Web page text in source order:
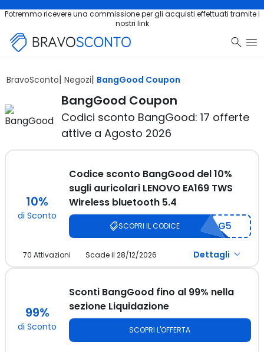
Potremmo ricevere una commissione per gli acquisti effettuati tramite i
nostri link
Salta al contenuto principale
BravoSconto Negozi BangGood Coupon
BangGood Coupon
Codici sconto BangGood: 17 offerte
attive a Agosto 2026
10%
di Sconto
Codice sconto BangGood del 10%
sugli auricolari LENOVO EA169 TWS
Wireless bluetooth 5.4
Dettagli
Approfitta del codice per ottenere uno sconto del 10% sugli
SCOPRI IL CODICE cG5
70 Attivazioni Scade il 28/12/2026
99%
di Sconto
Sconti BangGood fino al 99% nella
sezione Liquidazione
SCOPRI L'OFFERTA